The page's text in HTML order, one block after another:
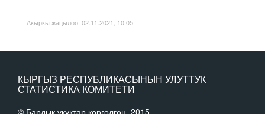
Акыркы жаңылоо: 02.11.2021, 10:05
КЫРГЫЗ РЕСПУБЛИКАСЫНЫН УЛУТТУК
СТАТИСТИКА КОМИТЕТИ
© Бардык укуктар корголгон, 2015